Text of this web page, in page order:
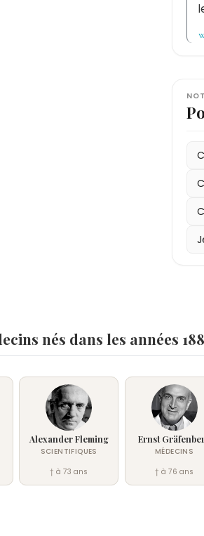
nés dans les années
Alexander Fleming
SCIENTIFIQUES
† à 73 ans
Ernst
MÉDECINS
† à 76 ans